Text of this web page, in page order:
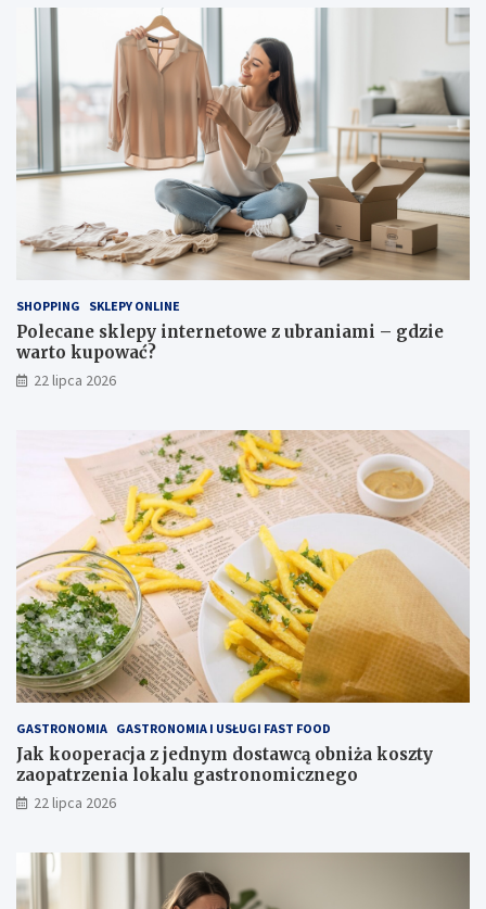
SHOPPING SKLEPY ONLINE
Polecane sklepy internetowe z ubraniami – gdzie
warto kupować?
22 lipca 2026
GASTRONOMIA GASTRONOMIA I USŁUGI FAST FOOD
Jak kooperacja z jednym dostawcą obniża koszty
zaopatrzenia lokalu gastronomicznego
22 lipca 2026